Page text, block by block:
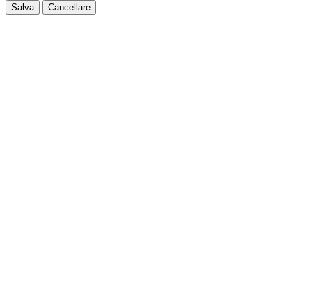
Salva Cancellare